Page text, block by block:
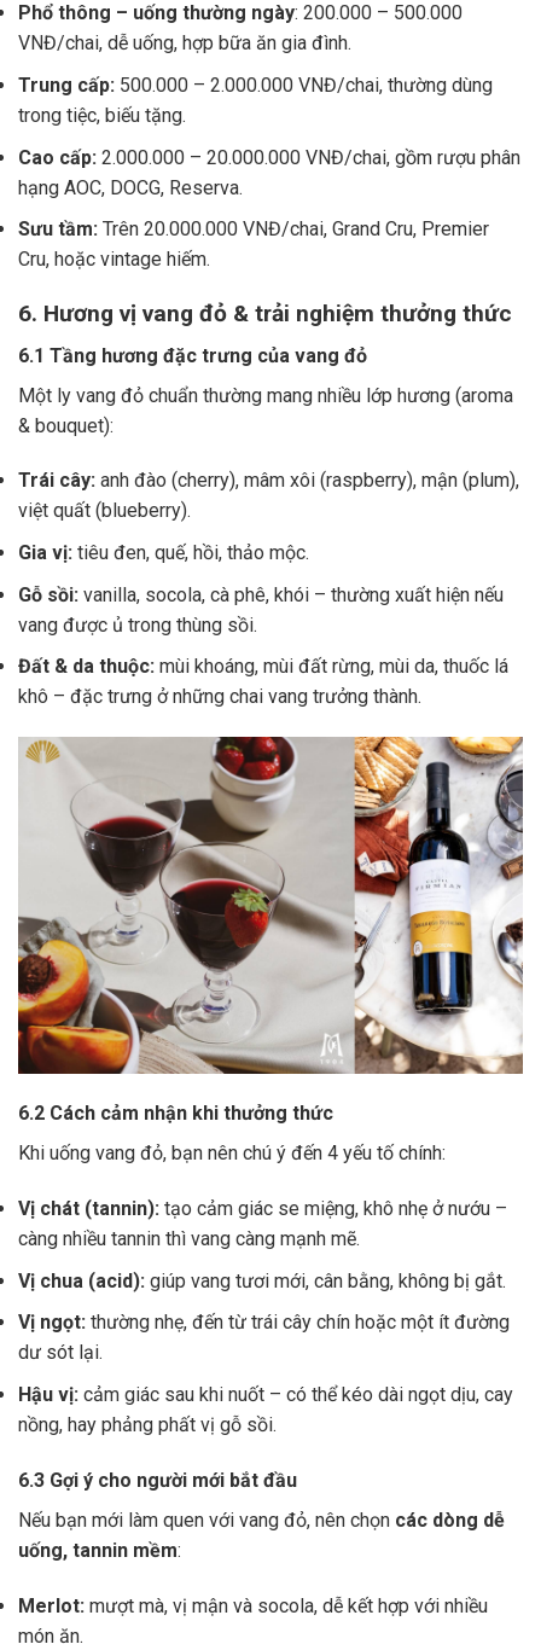
Phổ thông – uống thường ngày: 200.000 – 500.000
VNĐ/chai, dễ uống, hợp bữa ăn gia đình.
Trung cấp: 500.000 – 2.000.000 VNĐ/chai, thường dùng
trong tiệc, biếu tặng.
Cao cấp: 2.000.000 – 20.000.000 VNĐ/chai, gồm rượu phân
hạng AOC, DOCG, Reserva.
Sưu tầm: Trên 20.000.000 VNĐ/chai, Grand Cru, Premier
Cru, hoặc vintage hiếm.
6. Hương vị vang đỏ & trải nghiệm thưởng thức
6.1 Tầng hương đặc trưng của vang đỏ
Một ly vang đỏ chuẩn thường mang nhiều lớp hương (aroma
& bouquet):
Trái cây: anh đào (cherry), mâm xôi (raspberry), mận (plum),
việt quất (blueberry).
Gia vị: tiêu đen, quế, hồi, thảo mộc.
Gỗ sồi: vanilla, socola, cà phê, khói – thường xuất hiện nếu
vang được ủ trong thùng sồi.
Đất & da thuộc: mùi khoáng, mùi đất rừng, mùi da, thuốc lá
khô – đặc trưng ở những chai vang trưởng thành.
6.2 Cách cảm nhận khi thưởng thức
Khi uống vang đỏ, bạn nên chú ý đến 4 yếu tố chính:
Vị chát (tannin): tạo cảm giác se miệng, khô nhẹ ở nướu –
càng nhiều tannin thì vang càng mạnh mẽ.
Vị chua (acid): giúp vang tươi mới, cân bằng, không bị gắt.
Vị ngọt: thường nhẹ, đến từ trái cây chín hoặc một ít đường
dư sót lại.
Hậu vị: cảm giác sau khi nuốt – có thể kéo dài ngọt dịu, cay
nồng, hay phảng phất vị gỗ sồi.
6.3 Gợi ý cho người mới bắt đầu
Nếu bạn mới làm quen với vang đỏ, nên chọn các dòng dễ
uống, tannin mềm:
Merlot: mượt mà, vị mận và socola, dễ kết hợp với nhiều
món ăn.